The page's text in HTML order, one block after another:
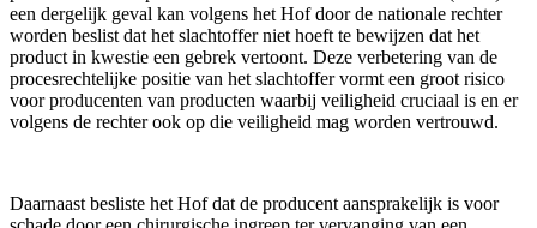
een dergelijk geval kan volgens het Hof door de nationale rechter
worden beslist dat het slachtoffer niet hoeft te bewijzen dat het
product in kwestie een gebrek vertoont. Deze verbetering van de
procesrechtelijke positie van het slachtoffer vormt een groot risico
voor producenten van producten waarbij veiligheid cruciaal is en er
volgens de rechter ook op die veiligheid mag worden vertrouwd.
Daarnaast besliste het Hof dat de producent aansprakelijk is voor